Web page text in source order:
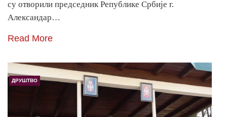
су отворили председник Републике Србије г.
Александар…
Read More
ДРУШТВО